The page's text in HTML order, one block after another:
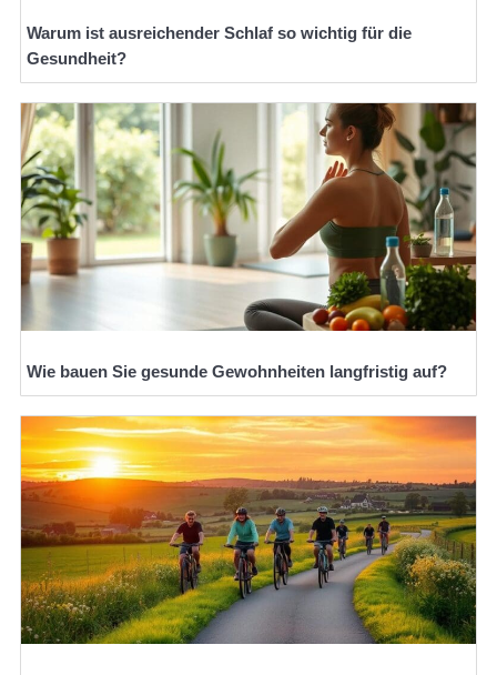
Warum ist ausreichender Schlaf so wichtig für die
Gesundheit?
Wie bauen Sie gesunde Gewohnheiten langfristig auf?